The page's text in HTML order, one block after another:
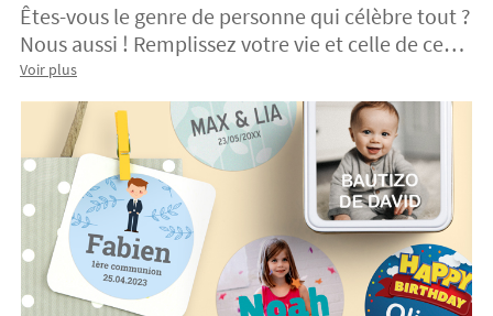
Êtes-vous le genre de personne qui célèbre tout ?
Nous aussi ! Remplissez votre vie et celle de ceux
que vous aimez le plus de moments spéciaux.
Surprenez-les avec des cadeaux lors des
occasions les plus spéciales et créez des
moments inoubliables qui resteront toujours
avec vous. Quelle que soit la raison, le plus
important est de partager les illusions.
Voir plus